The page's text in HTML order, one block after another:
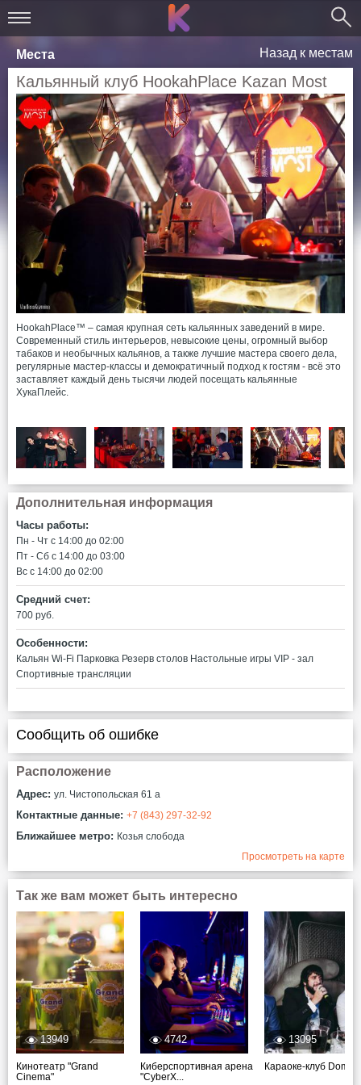
Места Назад к местам
Кальянный клуб HookahPlace Kazan Most
HookahPlace™ – самая крупная сеть кальянных заведений в мире.
Современный стиль интерьеров, невысокие цены, огромный выбор
табаков и необычных кальянов, а также лучшие мастера своего дела,
регулярные мастер-классы и демократичный подход к гостям - всё это
заставляет каждый день тысячи людей посещать кальянные
ХукаПлейс.
Дополнительная информация
Часы работы:
Пн - Чт c 14:00 до 02:00
Пт - Сб c 14:00 до 03:00
Вс c 14:00 до 02:00
Средний счет:
700 руб.
Особенности:
Кальян Wi-Fi Парковка Резерв столов Настольные игры VIP - зал
Спортивные трансляции
Сообщить об ошибке
Расположение
Адрес: ул. Чистопольская 61 а
Контактные данные: +7 (843) 297-32-92
Ближайшее метро: Козья слобода
Просмотреть на карте
Так же вам может быть интересно
13949
Кинотеатр "Grand
Cinema"
4742
Киберспортивная арена
"CyberX...
13095
Караоке-клуб